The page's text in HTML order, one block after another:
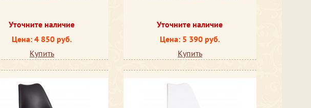
Уточните наличие
Цена: 4 850 руб.
Купить
Уточните наличие
Цена: 5 390 руб.
Купить